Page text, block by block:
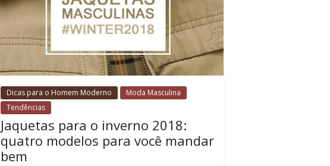
Dicas para o Homem Moderno
Moda Masculina
Tendências
Jaquetas para o inverno 2018:
quatro modelos para você mandar
bem